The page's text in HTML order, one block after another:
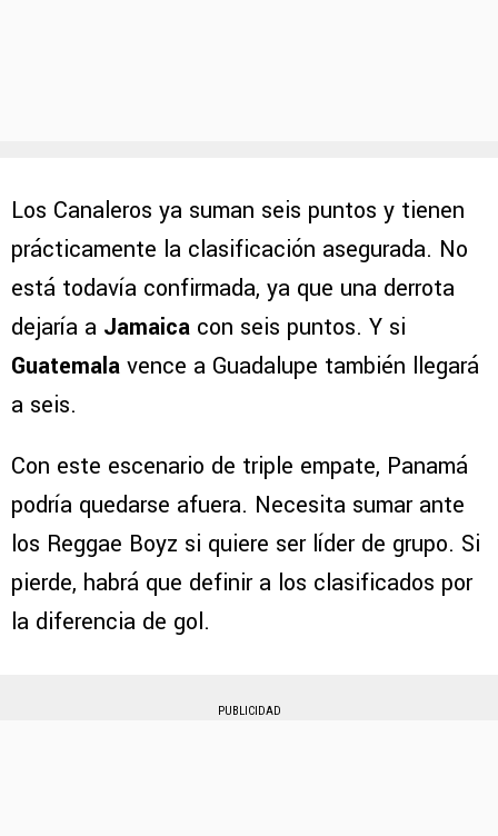
Los Canaleros ya suman seis puntos y tienen
prácticamente la clasificación asegurada. No
está todavía confirmada, ya que una derrota
dejaría a Jamaica con seis puntos. Y si
Guatemala vence a Guadalupe también llegará
a seis.
Con este escenario de triple empate, Panamá
podría quedarse afuera. Necesita sumar ante
los Reggae Boyz si quiere ser líder de grupo. Si
pierde, habrá que definir a los clasificados por
la diferencia de gol.
PUBLICIDAD